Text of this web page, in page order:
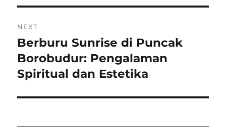
NEXT
Next
post:
Berburu Sunrise di Puncak
Borobudur: Pengalaman
Spiritual dan Estetika